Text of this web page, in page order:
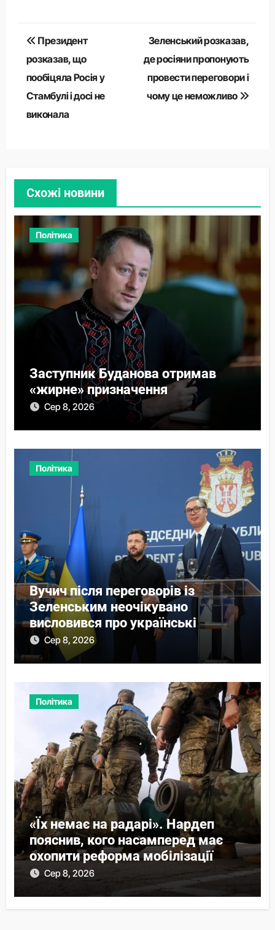
Навігація
записів
Президент
розказав, що
пообіцяла Росія у
Стамбулі і досі не
виконала
Зеленський розказав,
де росіяни пропонують
провести переговори і
чому це неможливо
Схожі новини
Політика
Заступник Буданова отримав
«жирне» призначення
Сер 8, 2026
Політика
Вучич після переговорів із
Зеленським неочікувано
висловився про українські
території
Сер 8, 2026
Політика
«Їх немає на радарі». Нардеп
пояснив, кого насамперед має
охопити реформа мобілізації
Сер 8, 2026